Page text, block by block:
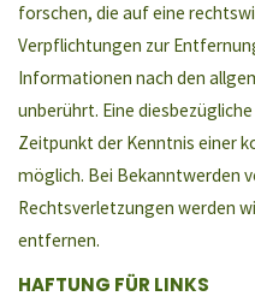
forschen, die auf eine
Verpflichtungen zur
Informationen nach den
unberührt. Eine
Zeitpunkt der Kenntnis einer
möglich. Bei Bekanntwerden
Rechtsverletzungen werden
entfernen.
HAFTUNG FÜR LINKS